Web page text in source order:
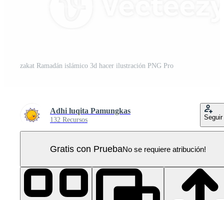
zakat Ramadán islámico 3d hacer ilustración PNG Pro
Adhi luqita Pamungkas
132 Recursos Seguir
Gratis con PruebaNo se requiere atribución!